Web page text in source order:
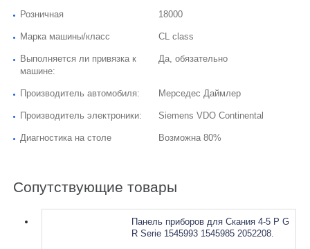
Розничная 18000
Марка машины/класс CL class
Выполняется ли привязка к
машине:
Да, обязательно
Производитель автомобиля: Мерседес Даймлер
Производитель электроники: Siemens VDO Continental
Диагностика на столе Возможна 80%
Сопутствующие товары
Панель приборов для Скания 4-5 P G
R Serie 1545993 1545985 2052208.